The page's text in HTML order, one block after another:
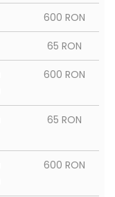
600 RON
65 RON
600 RON
65 RON
600 RON